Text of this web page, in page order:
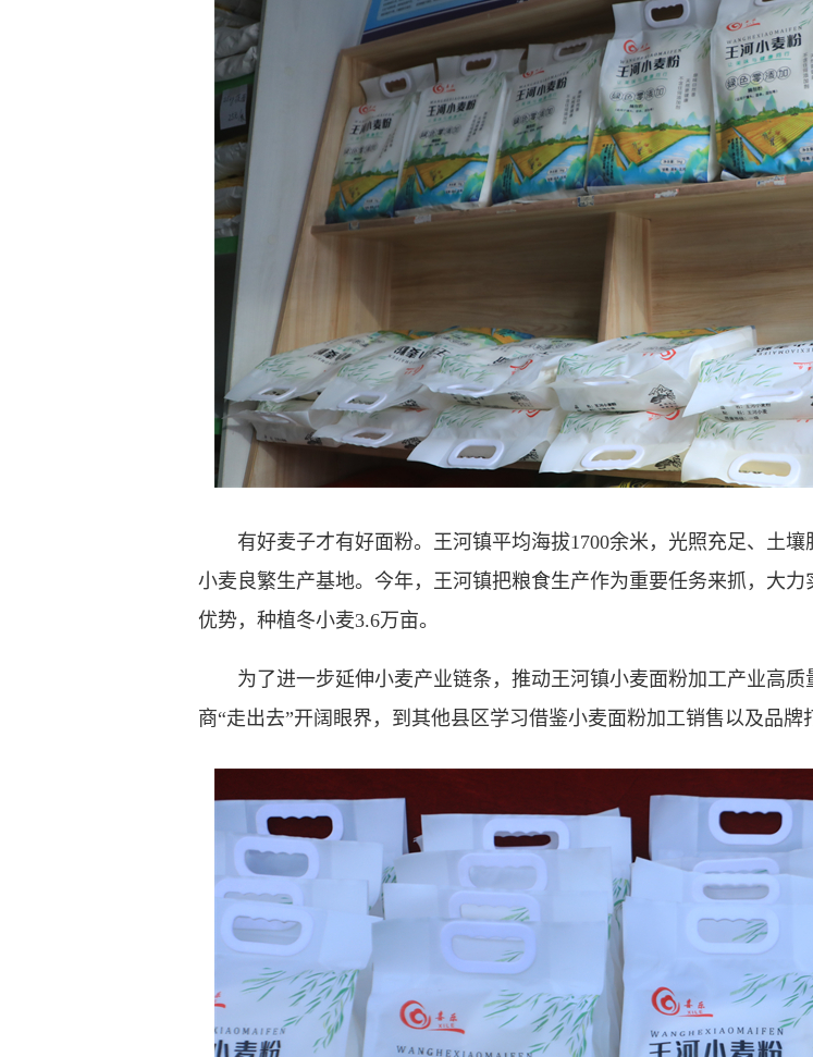
有好麦子才有好面粉。王河镇平均海拔1700余米，光照充足、土壤
小麦良繁生产基地。今年，王河镇把粮食生产作为重要任务来抓，大
优势，种植冬小麦3.6万亩。
为了进一步延伸小麦产业链条，推动王河镇小麦面粉加工产业高质
商“走出去”开阔眼界，到其他县区学习借鉴小麦面粉加工销售以及品牌